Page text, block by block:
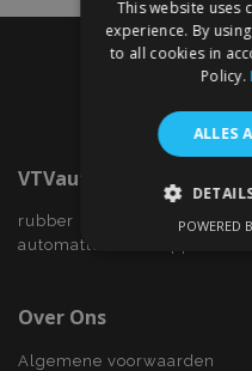
VTVauto.nl
rubber
Over Ons
Algemene voorwaarden
This website uses
experience. By
to all cookies in
Policy.
ALLES
POWERED